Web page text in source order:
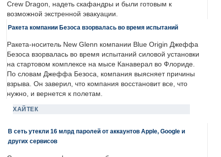
Crew Dragon, надеть скафандры и были готовым к
возможной экстренной эвакуации.
Ракета компании Безоса взорвалась во время испытаний
Ракета-носитель New Glenn компании Blue Origin Джеффа
Безоса взорвалась во время испытаний силовой установки
на стартовом комплексе на мысе Канаверал во Флориде.
По словам Джеффа Безоса, компания выясняет причины
взрыва. Он заверил, что компания восстановит все, что
нужно, и вернется к полетам.
ХАЙТЕК
В сеть утекли 16 млрд паролей от аккаунтов Apple, Google и
других сервисов